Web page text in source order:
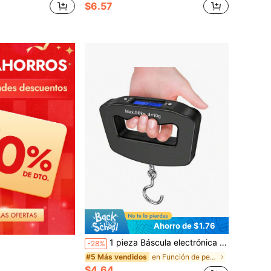
$6.57
Ahorro de $1.76
-28% 1 pieza Báscula electrónica portátil, báscula digital de alta precisión con asa cómoda, báscula de resorte ligera, báscula colgante compacta para uso doméstico
#5 Más vendidos en Función de pelado Básculas de pesaje